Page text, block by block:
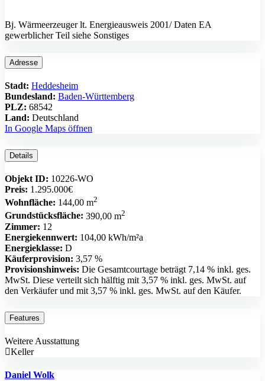
Bj. Wärmeerzeuger lt. Energieausweis 2001/ Daten EA
gewerblicher Teil siehe Sonstiges
Adresse
Stadt: Heddesheim
Bundesland: Baden-Württemberg
PLZ: 68542
Land: Deutschland
In Google Maps öffnen
Details
Objekt ID: 10226-WO
Preis: 1.295.000€
Wohnfläche: 144,00 m2
Grundstücksfläche: 390,00 m2
Zimmer: 12
Energiekennwert: 104,00 kWh/m²a
Energieklasse: D
Käuferprovision: 3,57 %
Provisionshinweis: Die Gesamtcourtage beträgt 7,14 % inkl. ges.
MwSt. Diese verteilt sich hälftig mit 3,57 % inkl. ges. MwSt. auf
den Verkäufer und mit 3,57 % inkl. ges. MwSt. auf den Käufer.
Features
Weitere Ausstattung
Keller
Daniel Wolk